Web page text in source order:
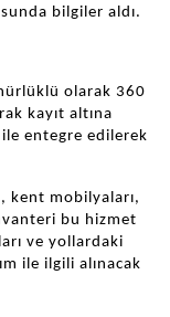
bilgiler aldı.
olarak 360
kayıt altına
entegre edilerek
kent mobilyaları,
bu hizmet
ve yollardaki
ile ilgili alınacak